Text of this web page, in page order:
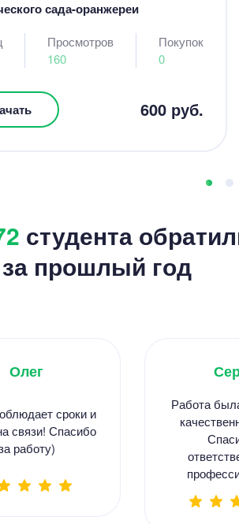
сада-оранжереи
Просмотров
160
Покупок
0
600 руб.
студента
прошлый год
Олег
сроки и
связи! Спасибо
работу)
Работа